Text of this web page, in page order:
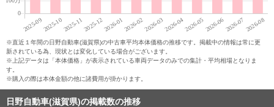
※直近１年間の日野自動車(滋賀県)の中古車平均本体価格の推移です。掲載中の情報は常に更
新されている為、現状とは変化している場合がございます。
※上記データは「本体価格」が表示されている車両データのみでの集計・平均相場となりま
す。
※購入の際は本体金額の他に諸費用が掛かります。
日野自動車(滋賀県)の掲載数の推移